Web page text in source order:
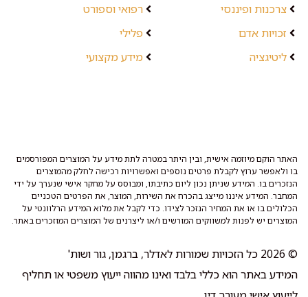
צרכנות ופיננסי
זכויות אדם
ליטיגציה
רפואי וספורט
פלילי
מידע מקצועי
האתר הוקם מיוזמה אישית, ובין היתר במטרה לתת מידע על המוצרים המפורסמים
בו ולאפשר ערוץ לקבלת פרטים נוספים ואפשרויות רכישה לחלק מהמוצרים
הנזכרים בו. המידע שניתן נכון ליום כתיבתו, ומבוסס על מחקר אישי שנערך על ידי
המחבר. המידע איננו מייצג בהכרח את השירות, המוצר, את הפרטים הטכניים
הכלולים בו או את המחיר הנזכר לצידו. כדי לקבל את מלוא המידע הרלוונטי על
המוצרים יש לפנות למשווקים המורשים ו/או ליצרנים של המוצרים המוזכרים באתר.
© 2026 כל הזכויות שמורות לאדלר, ברגמן, גור ושות'
המידע באתר הוא כללי בלבד ואינו מהווה ייעוץ משפטי או תחליף